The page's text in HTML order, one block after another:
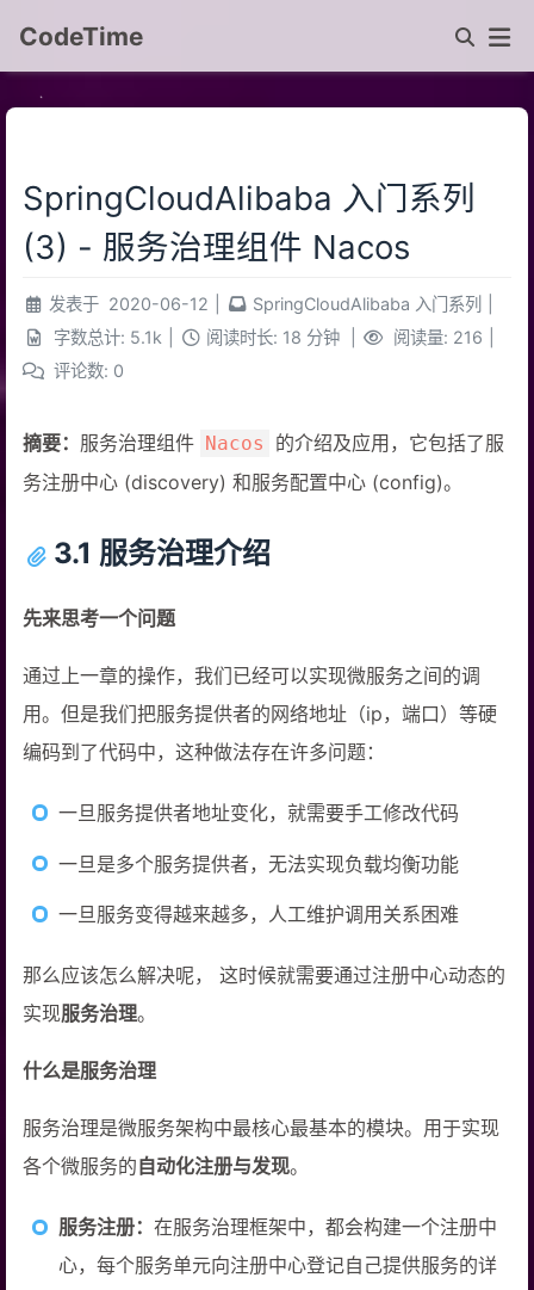
CodeTime
SpringCloudAlibaba 入门系列
(3) - 服务治理组件 Nacos
发表于 2020-06-12 SpringCloudAlibaba 入门系列
字数总计: 5.1k 阅读时长: 18 分钟 阅读量: 216
评论数: 0
摘要： 服务治理组件 Nacos
的介绍及应用，它包括了服
务注册中心 (discovery) 和服务配置中心 (config)。
3.1 服务治理介绍
先来思考一个问题
通过上一章的操作，我们已经可以实现微服务之间的调
用。但是我们把服务提供者的网络地址（ip，端口）等硬
编码到了代码中，这种做法存在许多问题：
一旦服务提供者地址变化，就需要手工修改代码
一旦是多个服务提供者，无法实现负载均衡功能
一旦服务变得越来越多，人工维护调用关系困难
那么应该怎么解决呢， 这时候就需要通过注册中心动态的
实现服务治理。
什么是服务治理
服务治理是微服务架构中最核心最基本的模块。用于实现
各个微服务的自动化注册与发现。
服务注册：在服务治理框架中，都会构建一个注册中
心，每个服务单元向注册中心登记自己提供服务的详